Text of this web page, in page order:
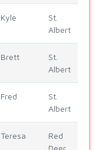
Kyle
St.
Albert
Brett
St.
Albert
Fred
St.
Albert
Teresa
Red